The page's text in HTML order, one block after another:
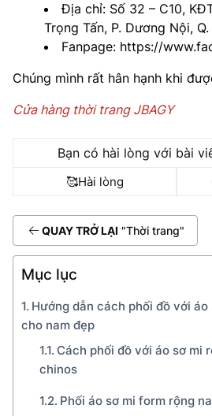
Địa chỉ: Số 32 – C10,
Trọng Tấn, P. Dương Nội,
Fanpage: https://
Chúng mình rất hân hạnh khi
Cửa hàng thời trang JBAGY
Bạn có hài lòng với bài
🥰Hài lòng
QUAY TRỞ LẠI "Thời trang"
Mục lục
Hướng dẫn cách phối đồ với
cho nam đẹp
Cách phối đồ với áo sơ mi
chinos
Phối áo sơ mi form rộng